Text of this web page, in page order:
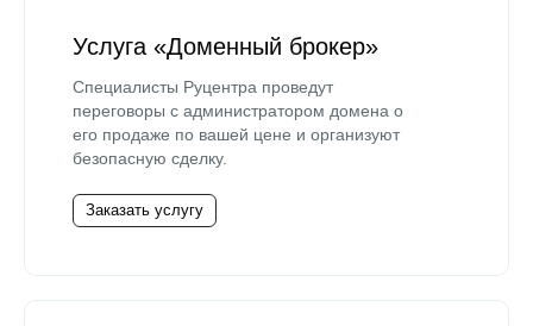
Услуга «Доменный брокер»
Специалисты Руцентра проведут
переговоры с администратором домена о
его продаже по вашей цене и организуют
безопасную сделку.
Заказать услугу